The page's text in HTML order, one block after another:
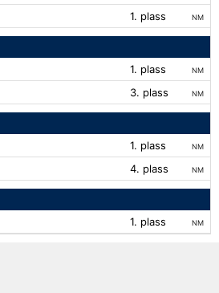
1. plass NM
1. plass NM
3. plass NM
1. plass NM
4. plass NM
1. plass NM